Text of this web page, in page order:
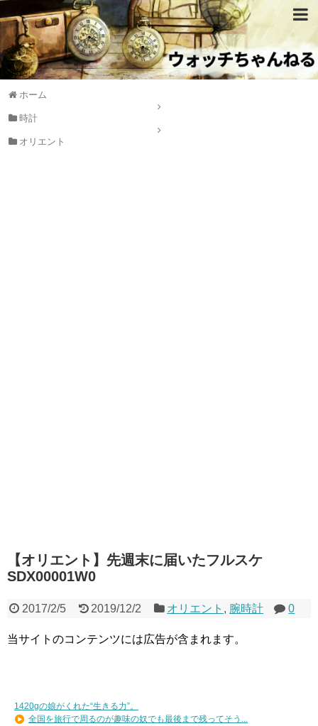
ホーム
時計
オリエント
【オリエント】先週末に届いたフルスケ
SDX00001W0
2017/2/5 2019/12/2 オリエント , 腕時計 0
当サイトのコンテンツには広告が含まれます。
1420gの娘がくれた“生きる力”。
全国を旅行で周るのが趣味の奴でも最後まで残ってそう...